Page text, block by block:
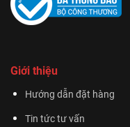
Giới thiệu
Hướng dẫn đặt hàng
Tin tức tư vấn